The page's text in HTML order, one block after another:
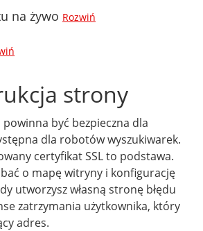
na żywo Rozwiń
strony
być bezpieczna dla
dla robotów wyszukiwarek.
certyfikat SSL to podstawa.
o mapę witryny i konfigurację
utworzysz własną stronę błędu
zatrzymania użytkownika, który
adres.